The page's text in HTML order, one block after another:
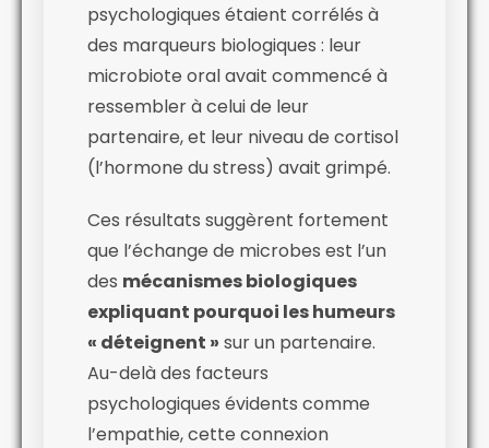
psychologiques étaient corrélés à
des marqueurs biologiques : leur
microbiote oral avait commencé à
ressembler à celui de leur
partenaire, et leur niveau de cortisol
(l’hormone du stress) avait grimpé.
Ces résultats suggèrent fortement
que l’échange de microbes est l’un
des mécanismes biologiques
expliquant pourquoi les humeurs
« déteignent » sur un partenaire.
Au-delà des facteurs
psychologiques évidents comme
l’empathie, cette connexion